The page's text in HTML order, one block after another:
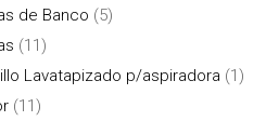
de Banco (5)
(11)
Lavatapizado p/aspiradora (1)
(11)